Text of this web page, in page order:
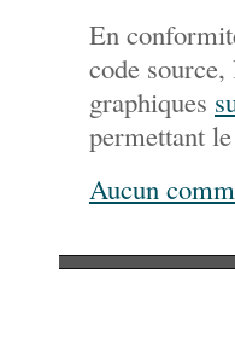
En
code source,
graphiques
permettant
Aucun